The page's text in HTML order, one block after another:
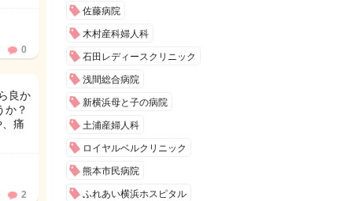
0
良か
か？
痛
2
佐藤病院
木村産科婦人科
石田レディースクリニック
浅間総合病院
新横浜母と子の病院
土浦産婦人科
ロイヤルベルクリニック
熊本市民病院
ふれあい横浜ホスピタル